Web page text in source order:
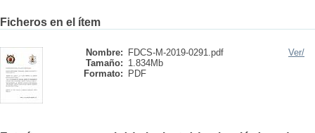
Ficheros en el ítem
Nombre:
FDCS-M-2019-0291.pdf
Tamaño: 1.834Mb
Formato:
PDF
Ver/